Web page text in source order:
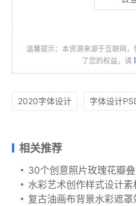
温馨提示：本资源来源于互联网
了您的权益，请
2020字体设计 字体设计
相关推荐
30个创意照片玫瑰花瓣
水彩艺术创作样式设计素材
复古油画布背景水彩遮罩效果PS图层